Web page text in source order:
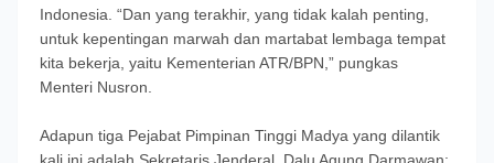
Indonesia. “Dan yang terakhir, yang tidak kalah penting,
untuk kepentingan marwah dan martabat lembaga tempat
kita bekerja, yaitu Kementerian ATR/BPN,” pungkas
Menteri Nusron.
Adapun tiga Pejabat Pimpinan Tinggi Madya yang dilantik